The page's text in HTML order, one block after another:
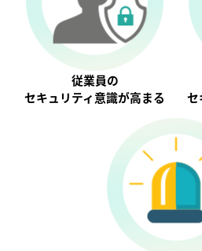
従業員の
セキュリティ意識が⾼まる
セ